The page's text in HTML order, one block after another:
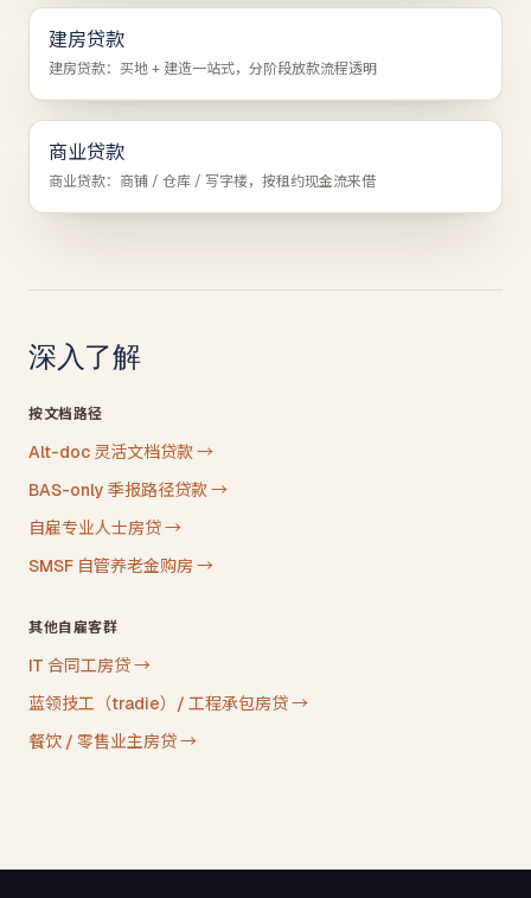
建房贷款
建房贷款：买地 + 建造一站式，分阶段放款流程透明
商业贷款
商业贷款：商铺 / 仓库 / 写字楼，按租约现金流来借
深入了解
按文档路径
Alt-doc 灵活文档贷款 →
BAS-only 季报路径贷款 →
自雇专业人士房贷→
SMSF 自管养老金购房→
其他自雇客群
IT 合同工房贷→
蓝领技工（tradie）/ 工程承包房贷→
餐饮 / 零售业主房贷→